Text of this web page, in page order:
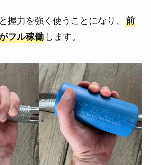
握力を強く使うことになり、 前
フル稼働します。